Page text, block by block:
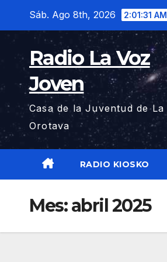
contenido
Sáb. Ago 8th, 2026 2:01:32 AM
Radio La Voz
Joven
Casa de la Juventud de La
Orotava
RADIO KIOSKO
Mes:abril 2025